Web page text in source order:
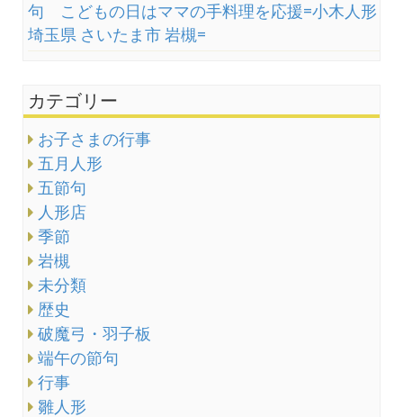
句 こどもの日はママの手料理を応援=小木人形
埼玉県 さいたま市 岩槻=
カテゴリー
お子さまの行事
五月人形
五節句
人形店
季節
岩槻
未分類
歴史
破魔弓・羽子板
端午の節句
行事
雛人形